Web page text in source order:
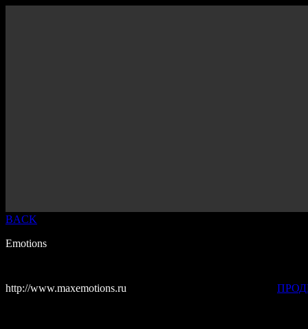
BACK
Emotions
http://www.maxemotions.ru